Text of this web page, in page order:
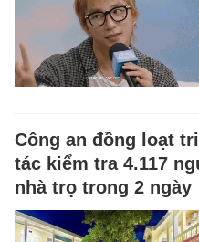
Công an đồng loạt
tác kiểm tra 4.117
nhà trọ trong 2 ngày